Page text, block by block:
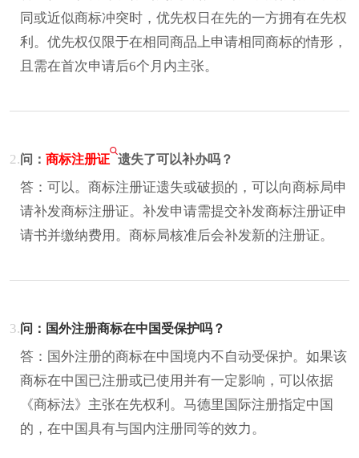
同或近似商标冲突时，优先权日在先的一方拥有在先权
利。优先权仅限于在相同商品上申请相同商标的情形，
且需在首次申请后6个月内主张。
2.问： 商标注册证 遗失了可以补办吗？
答：可以。商标注册证遗失或破损的，可以向商标局申
请补发商标注册证。补发申请需提交补发商标注册证申
请书并缴纳费用。商标局核准后会补发新的注册证。
3.问：国外注册商标在中国受保护吗？
答：国外注册的商标在中国境内不自动受保护。如果该
商标在中国已注册或已使用并有一定影响，可以依据
《商标法》主张在先权利。马德里国际注册指定中国
的，在中国具有与国内注册同等的效力。